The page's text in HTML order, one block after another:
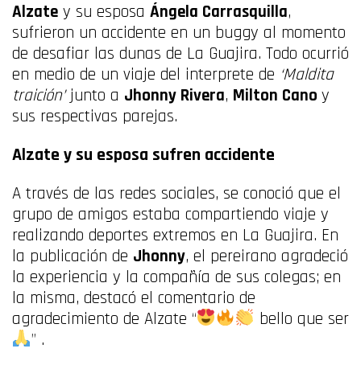
Alzate y su esposa Ángela Carrasquilla,
sufrieron un accidente en un buggy al momento
de desafiar las dunas de La Guajira. Todo ocurrió
en medio de un viaje del interprete de ‘Maldita
traición’junto a Jhonny Rivera, Milton Cano y
sus respectivas parejas.
Alzate y su esposa sufren accidente
A través de las redes sociales, se conoció que el
grupo de amigos estaba compartiendo viaje y
realizando deportes extremos en La Guajira. En
la publicación de Jhonny, el pereirano agradeció
la experiencia y la compañía de sus colegas; en
la misma, destacó el comentario de
agradecimiento de Alzate “
bello que ser
” .